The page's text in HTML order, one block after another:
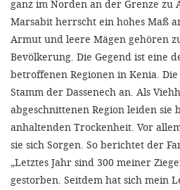
ganz im Norden an der Grenze zu
Marsabit herrscht ein hohes Maß
Armut und leere Mägen gehören
Bevölkerung. Die Gegend ist eine
betroffenen Regionen in Kenia.
Stamm der Dassenech an. Als
abgeschnittenen Region leiden sie
anhaltenden Trockenheit. Vor
sie sich Sorgen. So berichtet der
„Letztes Jahr sind 300 meiner
gestorben. Seitdem hat sich mein